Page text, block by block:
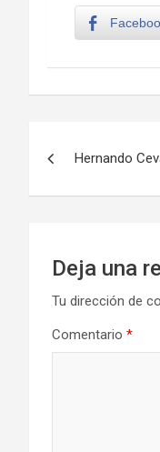
Hernando
Deja una
Tu dirección de
Comentario *